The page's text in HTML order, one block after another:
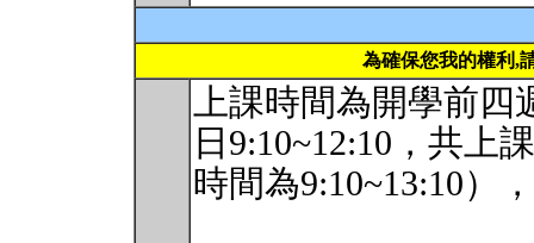
為確保您我的權利,
上課時間為開學前四
日9:10~12:10，共上
時間為9:10~13:10）